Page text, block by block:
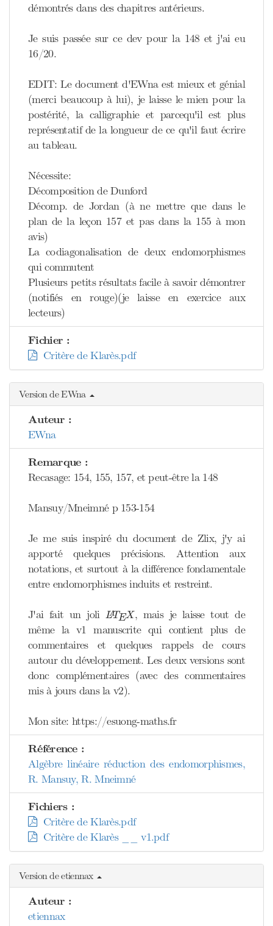
démontrés dans des chapitres antérieurs.
Je suis passée sur ce dev pour la 148 et j'ai eu
16/20.
EDIT: Le document d'EWna est mieux et génial
(merci beaucoup à lui), je laisse le mien pour la
postérité, la calligraphie et parcequ'il est plus
représentatif de la longueur de ce qu'il faut écrire
au tableau.
Nécessite:
Décomposition de Dunford
Décomp. de Jordan (à ne mettre que dans le
plan de la leçon 157 et pas dans la 155 à mon
avis)
La codiagonalisation de deux endomorphismes
qui commutent
Plusieurs petits résultats facile à savoir démontrer
(notifiés en rouge)(je laisse en exercice aux
lecteurs)
Fichier :
Critère de Klarès.pdf
Version de EWna
Auteur :
EWna
Remarque :
Recasage: 154, 155, 157, et peut-être la 148
Mansuy/Mneimné p 153-154
Je me suis inspiré du document de Zlix, j'y ai
apporté quelques précisions. Attention aux
notations, et surtout à la différence fondamentale
entre endomorphismes induits et restreint.
J'ai fait un joliLATEX
LATE, mais je laisse tout de
même la v1 manuscrite qui contient plus de
commentaires et quelques rappels de cours
autour du développement. Les deux versions sont
donc complémentaires (avec des commentaires
mis à jours dans la v2).
Mon site: https://esuong-maths.fr
Référence :
Algèbre linéaire réduction des endomorphismes,
R. Mansuy, R. Mneimné
Fichiers :
Critère de Klarès.pdf
Critère de Klarès __ v1.pdf
Version de etiennax
Auteur :
etiennax